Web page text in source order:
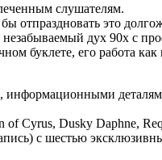
слушателям.
отпраздновать это
дух 90х с
буклете, его работа
of Cyrus, Dusky Daphne,
с шестью